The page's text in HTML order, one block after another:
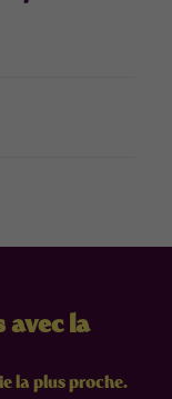
avec la
la plus proche.